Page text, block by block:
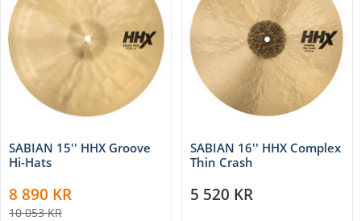
SABIAN 15'' HHX Groove
Hi-Hats
8 890 KR
10 053KR
SABIAN 16'' HHX Complex
Thin Crash
5 520 KR